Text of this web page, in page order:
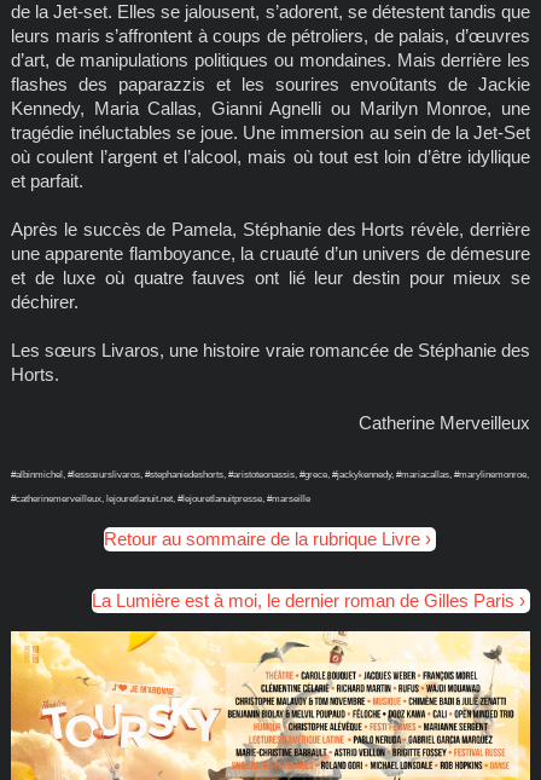
de la Jet-set. Elles se jalousent, s’adorent, se détestent tandis que
leurs maris s’affrontent à coups de pétroliers, de palais, d’œuvres
d’art, de manipulations politiques ou mondaines. Mais derrière les
flashes des paparazzis et les sourires envoûtants de Jackie
Kennedy, Maria Callas, Gianni Agnelli ou Marilyn Monroe, une
tragédie inéluctables se joue. Une immersion au sein de la Jet-Set
où coulent l’argent et l’alcool, mais où tout est loin d’être idyllique
et parfait.
Après le succès de Pamela, Stéphanie des Horts révèle, derrière
une apparente flamboyance, la cruauté d’un univers de démesure
et de luxe où quatre fauves ont lié leur destin pour mieux se
déchirer.
Les sœurs Livaros, une histoire vraie romancée de Stéphanie des
Horts.
Catherine Merveilleux
#albinmichel, #lessœurslivaros, #stephaniedeshorts, #aristoteonassis, #grece, #jackykennedy, #mariacallas, #marylinemonroe,
#catherinemerveilleux, lejouretlanuit.net, #lejouretlanuitpresse, #marseille
Retour au sommaire de la rubrique Livre
La Lumière est à moi, le dernier roman de Gilles Paris